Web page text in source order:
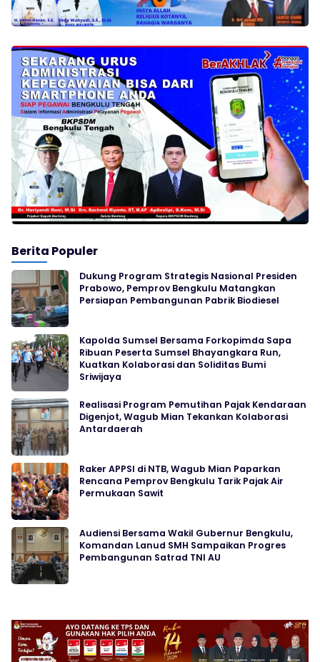
Berita Populer
Dukung Program Strategis Nasional Presiden
Prabowo, Pemprov Bengkulu Matangkan
Persiapan Pembangunan Pabrik Biodiesel
Kapolda Sumsel Bersama Forkopimda Sapa
Ribuan Peserta Sumsel Bhayangkara Run,
Kuatkan Kolaborasi dan Soliditas Bumi
Sriwijaya
Realisasi Program Pemutihan Pajak Kendaraan
Digenjot, Wagub Mian Tekankan Kolaborasi
Antardaerah
Raker APPSI di NTB, Wagub Mian Paparkan
Rencana Pemprov Bengkulu Tarik Pajak Air
Permukaan Sawit
Audiensi Bersama Wakil Gubernur Bengkulu,
Komandan Lanud SMH Sampaikan Progres
Pembangunan Satrad TNI AU